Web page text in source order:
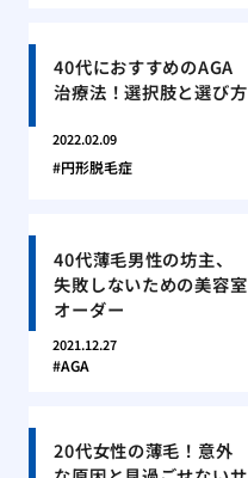
40代におすすめのAGA
治療法！選択肢と選び方
2022.02.09
円形脱毛症
40代薄毛男性の坊主、
失敗しないための美容室
オーダー
2021.12.27
AGA
20代女性の薄毛！意外